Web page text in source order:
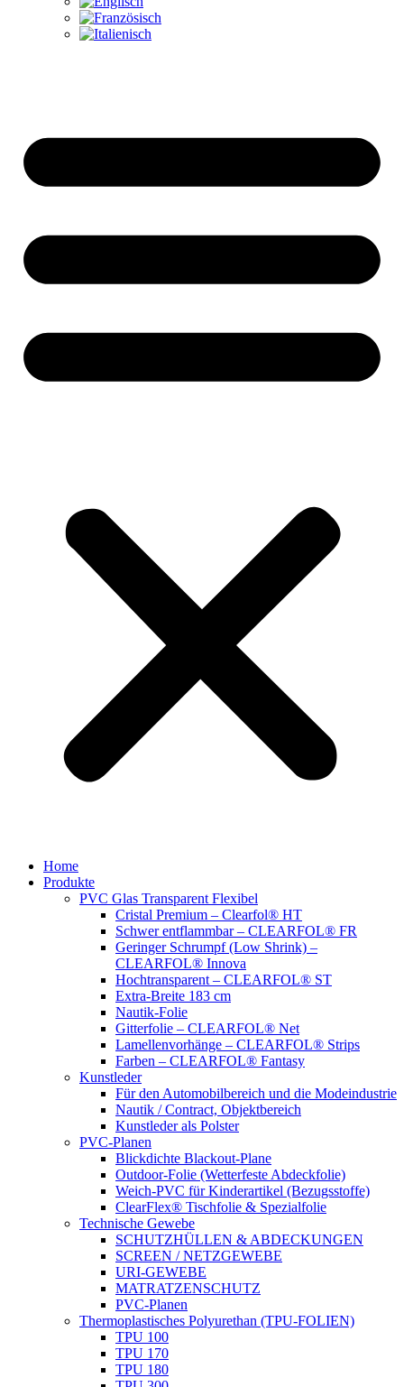
Home
Produkte
PVC Glas Transparent Flexibel
Cristal Premium – Clearfol® HT
Schwer entflammbar – CLEARFOL® FR
Geringer Schrumpf (Low Shrink) –
CLEARFOL® Innova
Hochtransparent – CLEARFOL® ST
Extra-Breite 183 cm
Nautik-Folie
Gitterfolie – CLEARFOL® Net
Lamellenvorhänge – CLEARFOL® Strips
Farben – CLEARFOL® Fantasy
Kunstleder
Für den Automobilbereich und die Modeindustrie
Nautik / Contract, Objektbereich
Kunstleder als Polster
PVC-Planen
Blickdichte Blackout-Plane
Outdoor-Folie (Wetterfeste Abdeckfolie)
Weich-PVC für Kinderartikel (Bezugsstoffe)
ClearFlex® Tischfolie & Spezialfolie
Technische Gewebe
SCHUTZHÜLLEN & ABDECKUNGEN
SCREEN / NETZGEWEBE
URI-GEWEBE
MATRATZENSCHUTZ
PVC-Planen
Thermoplastisches Polyurethan (TPU-FOLIEN)
TPU 100
TPU 170
TPU 180